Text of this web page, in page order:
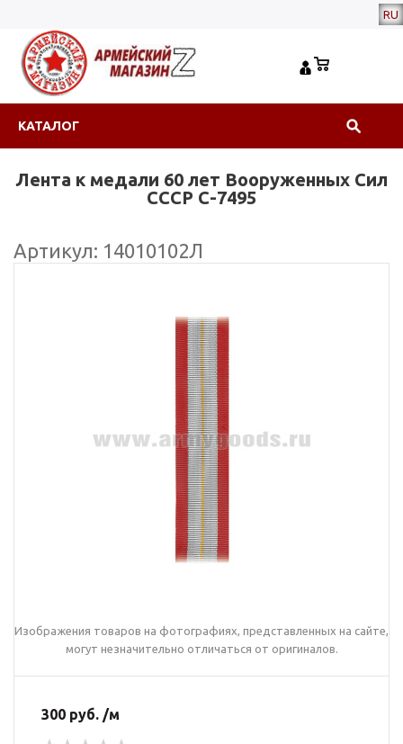
RU
КАТАЛОГ
Лента к медали 60 лет Вооруженных Сил
СССР С-7495
Артикул: 14010102Л
Изображения товаров на фотографиях, представленных на сайте,
могут незначительно отличаться от оригиналов.
300 руб. /м